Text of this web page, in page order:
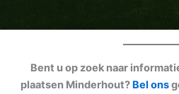
Bent u op zoek naar
plaatsen Minderhout? Bel ons